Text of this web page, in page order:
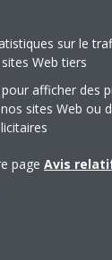
sur le
Web tiers
afficher des
sites Web ou
page Avis